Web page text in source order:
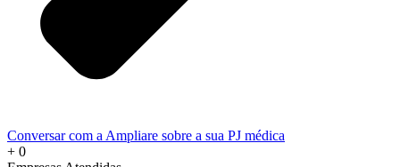
Conversar com a Ampliare sobre a sua PJ médica
+ 0